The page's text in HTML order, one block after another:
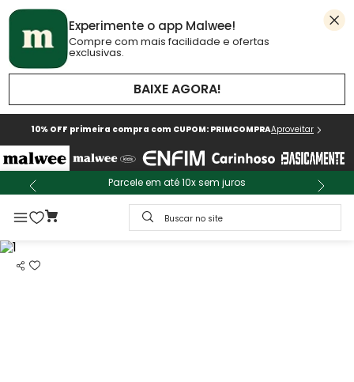
Experimente o app Malwee!
Compre com mais facilidade e ofertas
exclusivas.
BAIXE AGORA!
10% OFF primeira compra com CUPOM: PRIMCOMPRAAproveitar
Parcele em até 10x sem juros
Buscar no site